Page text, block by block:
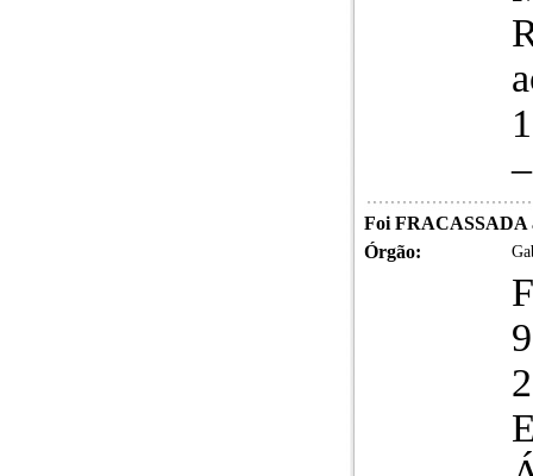
Foi FRACASSADA
Órgão: